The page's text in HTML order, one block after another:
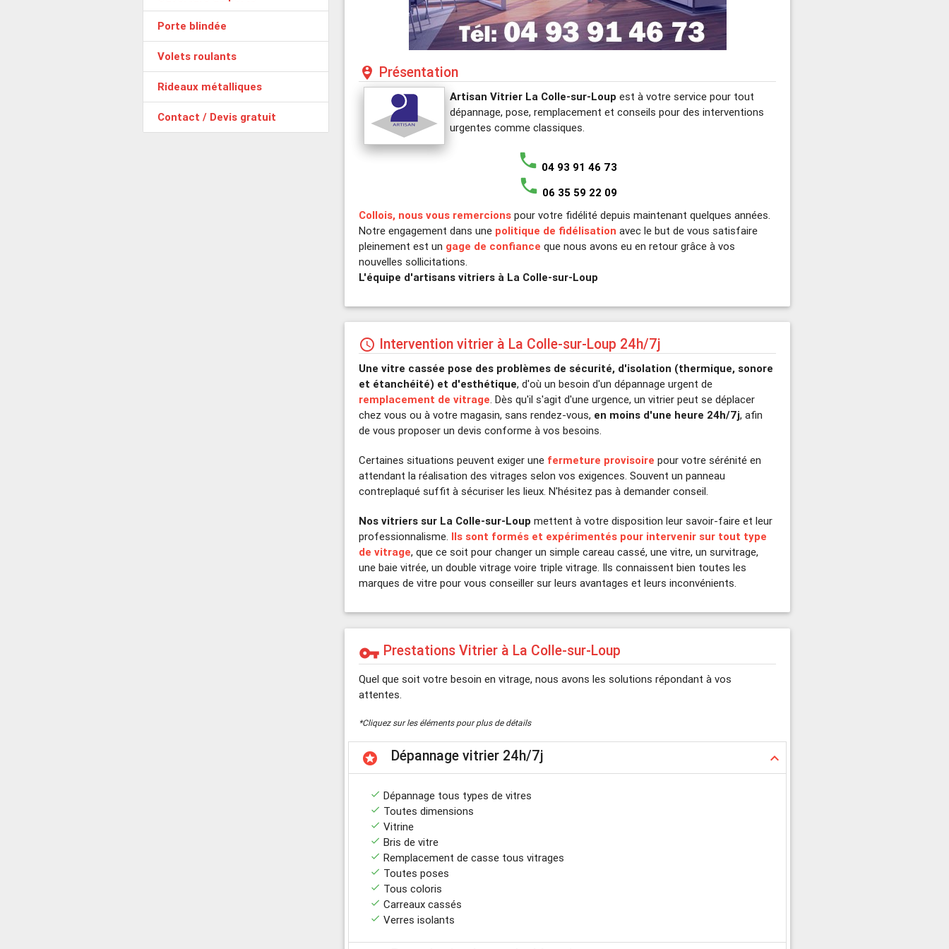
Porte blindée
Volets roulants
Rideaux métalliques
Contact / Devis gratuit
person_pin_circle Présentation
Artisan Vitrier La Colle-sur-Loup est à votre service pour tout
dépannage, pose, remplacement et conseils pour des interventions
urgentes comme classiques.
phone 04 93 91 46 73
phone 06 35 59 22 09
Collois, nous vous remercions pour votre fidélité depuis maintenant quelques années.
Notre engagement dans une politique de fidélisation avec le but de vous satisfaire
pleinement est un gage de confiance que nous avons eu en retour grâce à vos
nouvelles sollicitations.
L'équipe d'artisans vitriers à La Colle-sur-Loup
schedule Intervention vitrier à La Colle-sur-Loup 24h/7j
Une vitre cassée pose des problèmes de sécurité, d'isolation (thermique, sonore
et étanchéité) et d'esthétique, d'où un besoin d'un dépannage urgent de
remplacement de vitrage. Dès qu'il s'agit d'une urgence, un vitrier peut se déplacer
chez vous ou à votre magasin, sans rendez-vous, en moins d'une heure 24h/7j, afin
de vous proposer un devis conforme à vos besoins.
Certaines situations peuvent exiger une fermeture provisoire pour votre sérénité en
attendant la réalisation des vitrages selon vos exigences. Souvent un panneau
contreplaqué suffit à sécuriser les lieux. N'hésitez pas à demander conseil.
Nos vitriers sur La Colle-sur-Loup mettent à votre disposition leur savoir-faire et leur
professionnalisme. Ils sont formés et expérimentés pour intervenir sur tout type
de vitrage, que ce soit pour changer un simple careau cassé, une vitre, un survitrage,
une baie vitrée, un double vitrage voire triple vitrage. Ils connaissent bien toutes les
marques de vitre pour vous conseiller sur leurs avantages et leurs inconvénients.
vpn_key Prestations Vitrier à La Colle-sur-Loup
Quel que soit votre besoin en vitrage, nous avons les solutions répondant à vos
attentes.
*Cliquez sur les éléments pour plus de détails
stars keyboard_arrow_up
Dépannage vitrier 24h/7j
done Dépannage tous types de vitres
done Toutes dimensions
done Vitrine
done Bris de vitre
done Remplacement de casse tous vitrages
done Toutes poses
done Tous coloris
done Carreaux cassés
done Verres isolants